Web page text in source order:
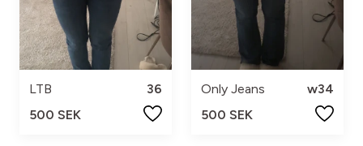
LTB
36
500 SEK
Only Jeans
w34
500 SEK